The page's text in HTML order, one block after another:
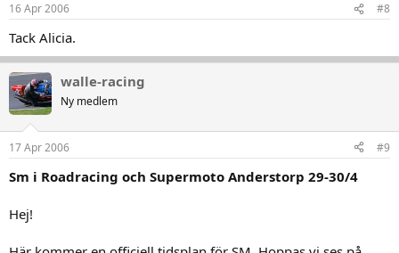
16 Apr 2006 #8
Tack Alicia.
walle-racing
Ny medlem
17 Apr 2006 #9
Sm i Roadracing och Supermoto Anderstorp 29-30/4
Hej!